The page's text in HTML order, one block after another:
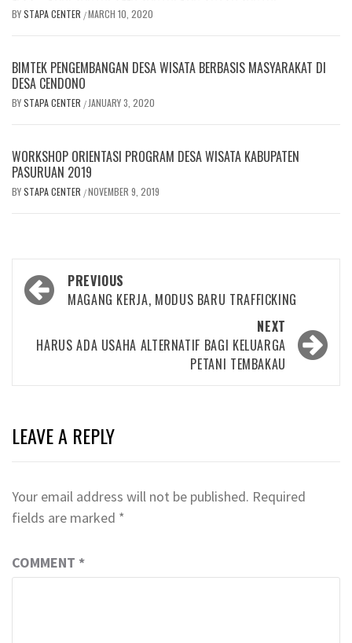
BYSTAPA CENTER /MARCH 10, 2020
BIMTEK PENGEMBANGAN DESA WISATA BERBASIS MASYARAKAT DI
DESA CENDONO
BYSTAPA CENTER / JANUARY 3, 2020
WORKSHOP ORIENTASI PROGRAM DESA WISATA KABUPATEN
PASURUAN 2019
BYSTAPA CENTER /NOVEMBER 9, 2019
Post
navigation
PREVIOUS
MAGANG KERJA, MODUS BARU TRAFFICKING
NEXT
HARUS ADA USAHA ALTERNATIF BAGI KELUARGA
PETANI TEMBAKAU
LEAVE A REPLY
Your email address will not be published. Required
fields are marked *
COMMENT *